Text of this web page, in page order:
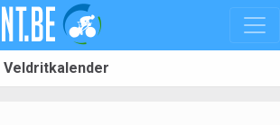
Veldritkalender